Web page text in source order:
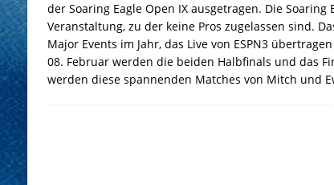
der Soaring Eagle Open IX ausgetragen. Die
Veranstaltung, zu der keine Pros zugelassen sind.
Major Events im Jahr, das Live von ESPN3
08. Februar werden die beiden Halbfinals und das
werden diese spannenden Matches von Mitch und